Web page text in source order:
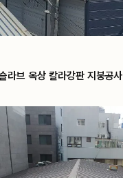
라브 옥상 칼라강판 지붕공사